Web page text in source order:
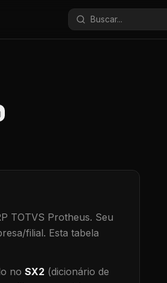
Buscar...
TOTVS Protheus. Seu
filial. Esta tabela
no SX2 (dicionário de